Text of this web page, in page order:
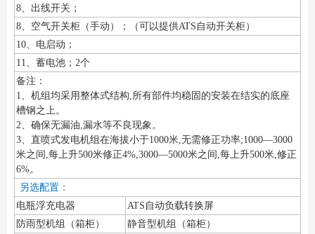
8、出线开关；
8、空气开关柜（手动）；（可以提供ATS自动开关柜）
10、电启动；
11、蓄电池；2个
备注：
1、机组均采用整体式结构,所有部件均稳固的安装在结实的底座
槽钢之上。
2、确保无漏油,漏水等不良现象。
3、直喷式发电机组在海拔小于1000米,无需修正功率;1000—3000
米之间,每上升500米修正4%,3000—5000米之间,每上升500米,修正
6%。
另选配置：
电瓶浮充电器
ATS自动负载转换屏
防雨型机组（箱柜）
静音型机组（箱柜）